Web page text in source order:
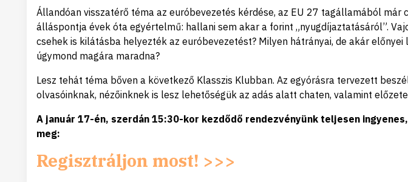
Állandóan visszatérő téma az euróbevezetés kérdése, az EU 27 tagállamából
álláspontja évek óta egyértelmű: hallani sem akar a forint „nyugdíjaztatásáról”.
csehek is kilátásba helyezték az euróbevezetést? Milyen hátrányai, de akár
úgymond magára maradna?
Lesz tehát téma bőven a következő Klasszis Klubban. Az egyórásra tervezett
olvasóinknak, nézőinknek is lesz lehetőségük az adás alatt chaten, valamint
A január 17-én, szerdán 15:30-kor kezdődő rendezvényünk teljesen
meg:
Regisztráljon most! >>>